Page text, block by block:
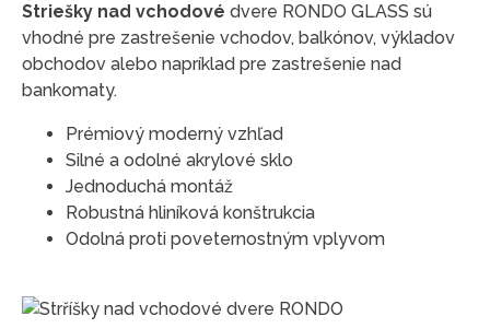
Striešky nad vchodové dvere RONDO GLASS sú
vhodné pre zastrešenie vchodov, balkónov, výkladov
obchodov alebo napríklad pre zastrešenie nad
bankomaty.
Prémiový moderný vzhľad
Silné a odolné akrylové sklo
Jednoduchá montáž
Robustná hliníková konštrukcia
Odolná proti poveternostným vplyvom